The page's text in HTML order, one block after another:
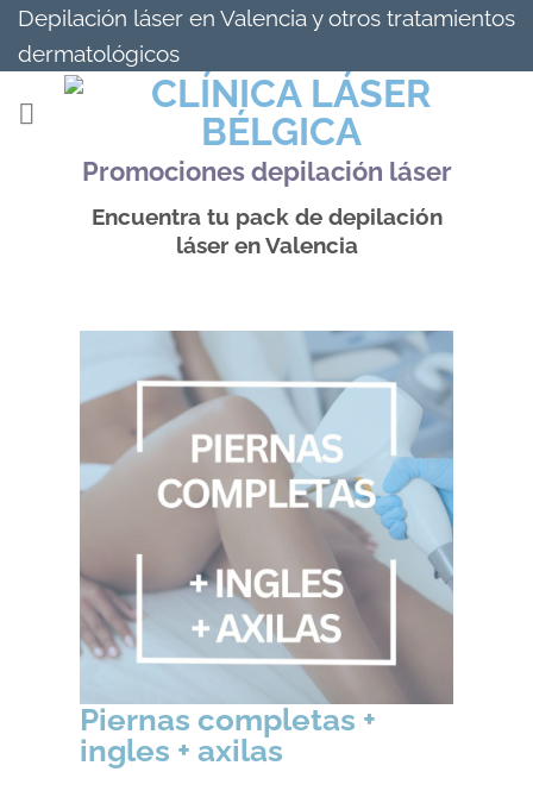
Saltar
contenido
Depilación láser en Valencia y otros tratamientos
dermatológicos
Promociones depilación láser
Encuentra tu pack de depilación
láser en Valencia
Piernas completas +
ingles + axilas